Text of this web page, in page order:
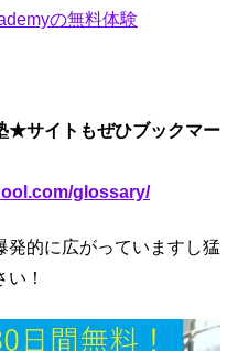
の無料体験
★サイトもぜひブックマー
glossary/
発的に広がっていますし猛
！